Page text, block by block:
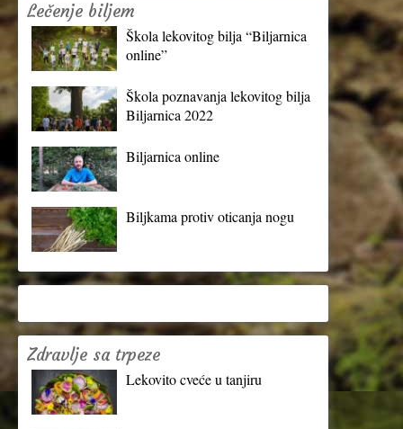
Lečenje biljem
Škola lekovitog bilja “Biljarnica
online”
Škola poznavanja lekovitog bilja
Biljarnica 2022
Biljarnica online
Biljkama protiv oticanja nogu
Zdravlje sa trpeze
Lekovito cveće u tanjiru